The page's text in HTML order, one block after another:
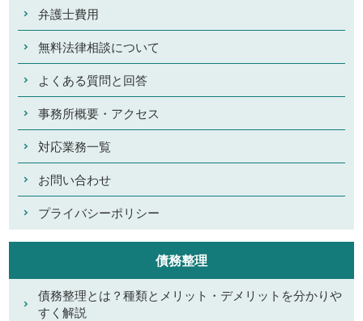
弁護士費用
無料法律相談について
よくある質問と回答
事務所概要・アクセス
対応業務一覧
お問い合わせ
プライバシーポリシー
債務整理
債務整理とは？種類とメリット・デメリットを分かりや
すく解説